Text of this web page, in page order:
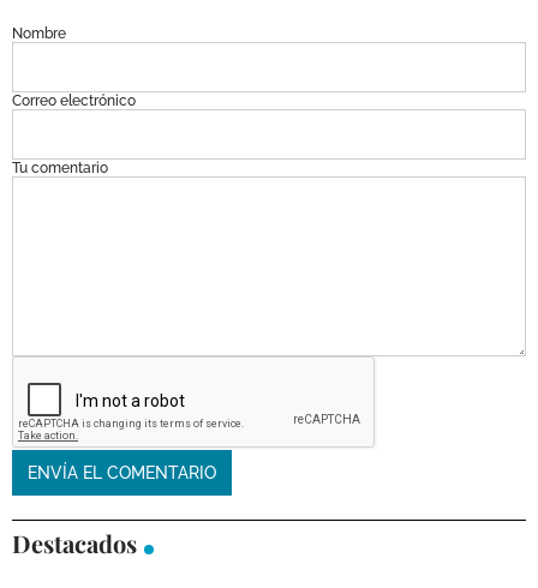
Nombre
Correo electrónico
Tu comentario
Destacados